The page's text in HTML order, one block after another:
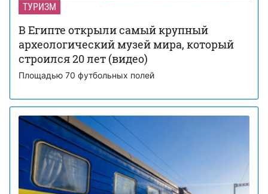
ТУРИЗМ
В Египте открыли самый крупный
археологический музей мира, который
строился 20 лет (видео)
Площадью 70 футбольных полей